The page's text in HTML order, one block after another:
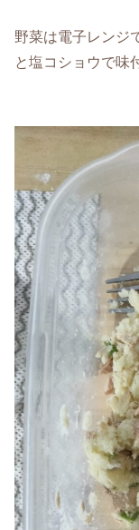
野菜は電子レンジ
と塩コショウで味